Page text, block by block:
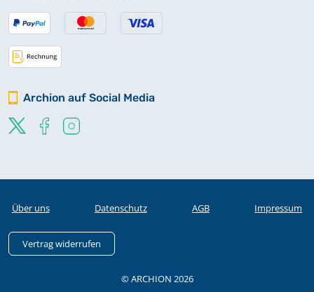
Archion auf Social Media
Über uns Datenschutz AGB Impressum
Vertrag widerrufen
© ARCHION 2026